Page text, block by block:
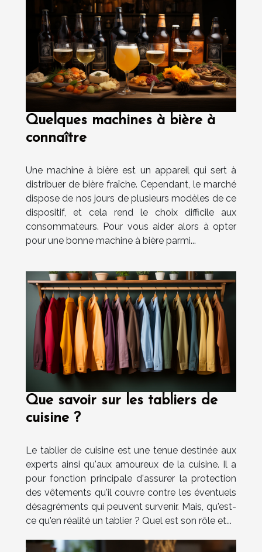
Quelques machines à bière à
connaître
Une machine à bière est un appareil qui sert à
distribuer de bière fraîche. Cependant, le marché
dispose de nos jours de plusieurs modèles de ce
dispositif, et cela rend le choix difficile aux
consommateurs. Pour vous aider alors à opter
pour une bonne machine à bière parmi...
Que savoir sur les tabliers de
cuisine ?
Le tablier de cuisine est une tenue destinée aux
experts ainsi qu'aux amoureux de la cuisine. Il a
pour fonction principale d'assurer la protection
des vêtements qu'il couvre contre les éventuels
désagréments qui peuvent survenir. Mais, qu'est-
ce qu'en réalité un tablier ? Quel est son rôle et...